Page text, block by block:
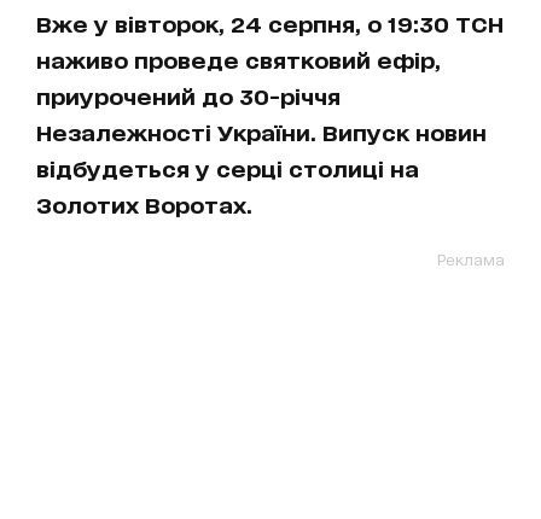
Вже у вівторок, 24 серпня, о 19:30 ТСН
наживо проведе святковий ефір,
приурочений до 30-річчя
Незалежності України. Випуск новин
відбудеться у серці столиці на
Золотих Воротах.
Реклама